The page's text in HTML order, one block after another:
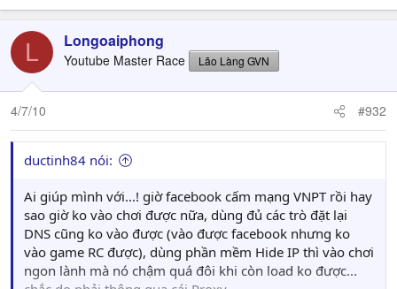
L Longoaiphong
Youtube Master Race Lão Làng GVN
4/7/10 #932
ductinh84 nói:
Ai giúp mình với...! giờ facebook cấm mạng VNPT rồi hay
sao giờ ko vào chơi được nữa, dùng đủ các trò đặt lại
DNS cũng ko vào được (vào được facebook nhưng ko
vào game RC được), dùng phần mềm Hide IP thì vào chơi
ngon lành mà nó chậm quá đôi khi còn load ko được...